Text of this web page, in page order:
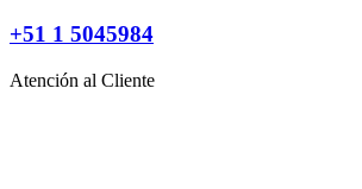
+51 1 5045984
Atención al Cliente